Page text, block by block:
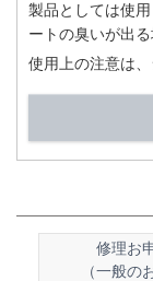
製品としては使
ートの臭いが出る
使用上の注意は
修理お
（一般の